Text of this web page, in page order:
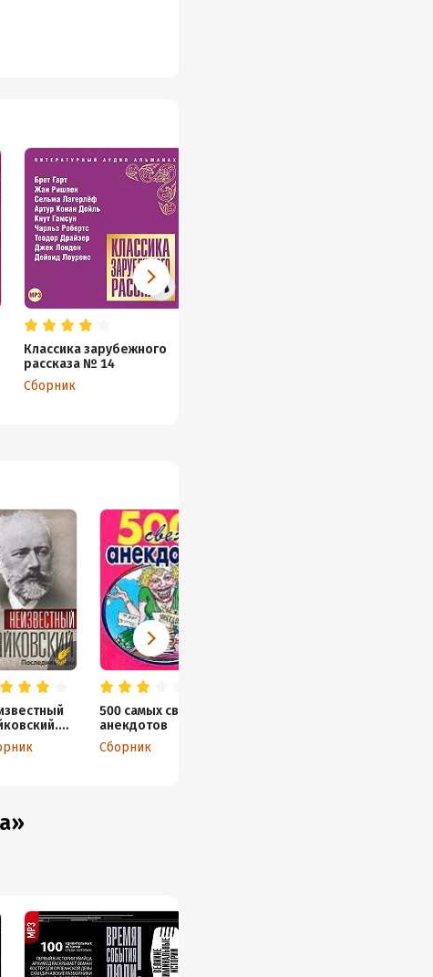
500 самых свежих
анекдотов
Сборник
Классика зарубежного
рассказа № 14
Сборник